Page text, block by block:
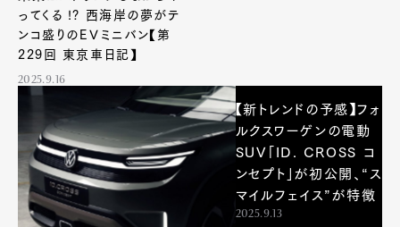
ってくる !? 西海岸の夢がテ
ンコ盛りのEＶミニバン【第
229回 東京車日記】
2025.9.16
【新トレンドの予感】フォ
ルクスワーゲンの電動
SUV「ID. CROSS コ
ンセプト」が初公開、“ス
マイルフェイス”が特徴
2025.9.13